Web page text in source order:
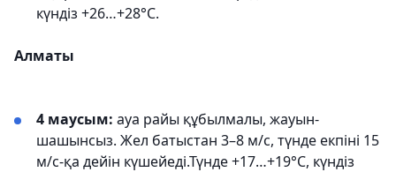
күндіз +26…+28°С.
Алматы
4 маусым: ауа райы құбылмалы, жауын-
шашынсыз. Жел батыстан 3–8 м/с, түнде екпіні 15
м/с-қа дейін күшейеді.Түнде +17…+19°С, күндіз